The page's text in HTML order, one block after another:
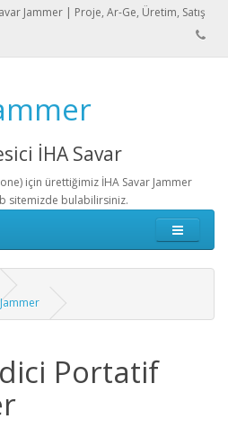
Jammer | Proje, Ar-Ge, Üretim, Satış
İHA Savar
için ürettiğimiz İHA Savar Jammer
sitemizde bulabilirsiniz.
Portatif